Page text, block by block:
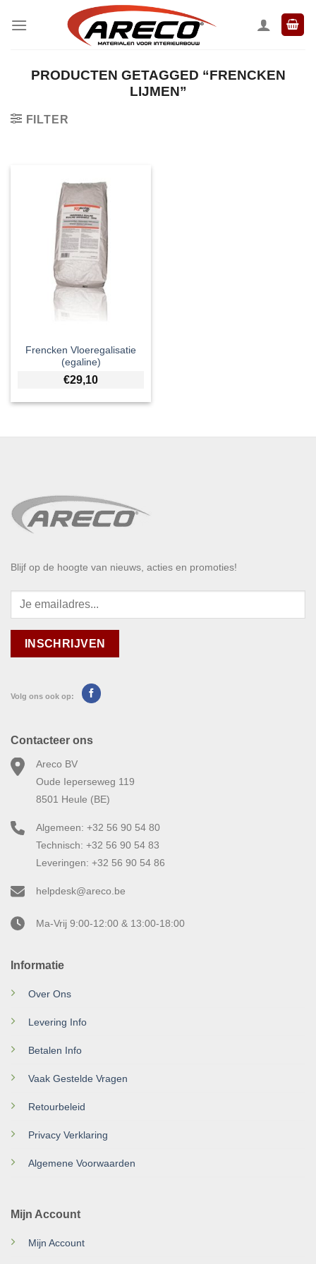
naar
PRODUCTEN GETAGGED “FRENCKEN
LIJMEN”
FILTER
Frencken Vloeregalisatie
(egaline)
€29,10
Blijf op de hoogte van nieuws, acties en promoties!
Volg ons ook op:
Informatie
Over Ons
Levering Info
Betalen Info
Vaak Gestelde Vragen
Retourbeleid
Privacy Verklaring
Algemene Voorwaarden
Mijn Account
Mijn Account
Contacteer ons
Areco BV
Oude Ieperseweg 119
8501 Heule (BE)
Algemeen: +32 56 90 54 80
Technisch: +32 56 90 54 83
Leveringen: +32 56 90 54 86
helpdesk@areco.be
Ma-Vrij 9:00-12:00 & 13:00-18:00